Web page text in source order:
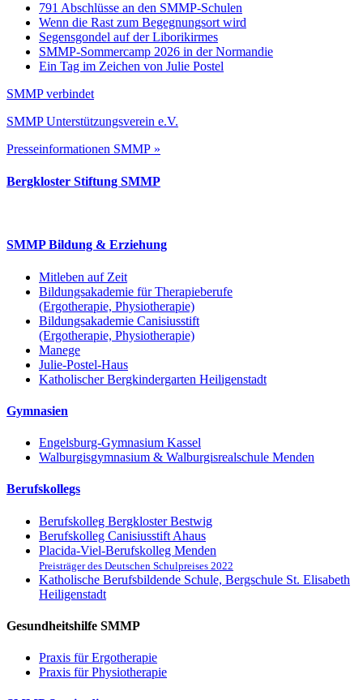
791 Abschlüsse an den SMMP-Schulen
Wenn die Rast zum Begegnungsort wird
Segensgondel auf der Liborikirmes
SMMP-Sommercamp 2026 in der Normandie
Ein Tag im Zeichen von Julie Postel
SMMP verbindet
SMMP Unterstützungsverein e.V.
Presseinformationen SMMP »
Bergkloster Stiftung SMMP
SMMP Bildung & Erziehung
Mitleben auf Zeit
Bildungsakademie für Therapieberufe
(Ergotherapie, Physiotherapie)
Bildungsakademie Canisiusstift
(Ergotherapie, Physiotherapie)
Manege
Julie-Postel-Haus
Katholischer Bergkindergarten Heiligenstadt
Gymnasien
Engelsburg-Gymnasium Kassel
Walburgisgymnasium & Walburgisrealschule Menden
Berufskollegs
Berufskolleg Bergkloster Bestwig
Berufskolleg Canisiusstift Ahaus
Placida-Viel-Berufskolleg Menden
Preisträger des Deutschen Schulpreises 2022
Katholische Berufsbildende Schule, Bergschule St. Elisabeth
Heiligenstadt
Gesundheitshilfe SMMP
Praxis für Ergo­therapie
Praxis für Physio­therapie